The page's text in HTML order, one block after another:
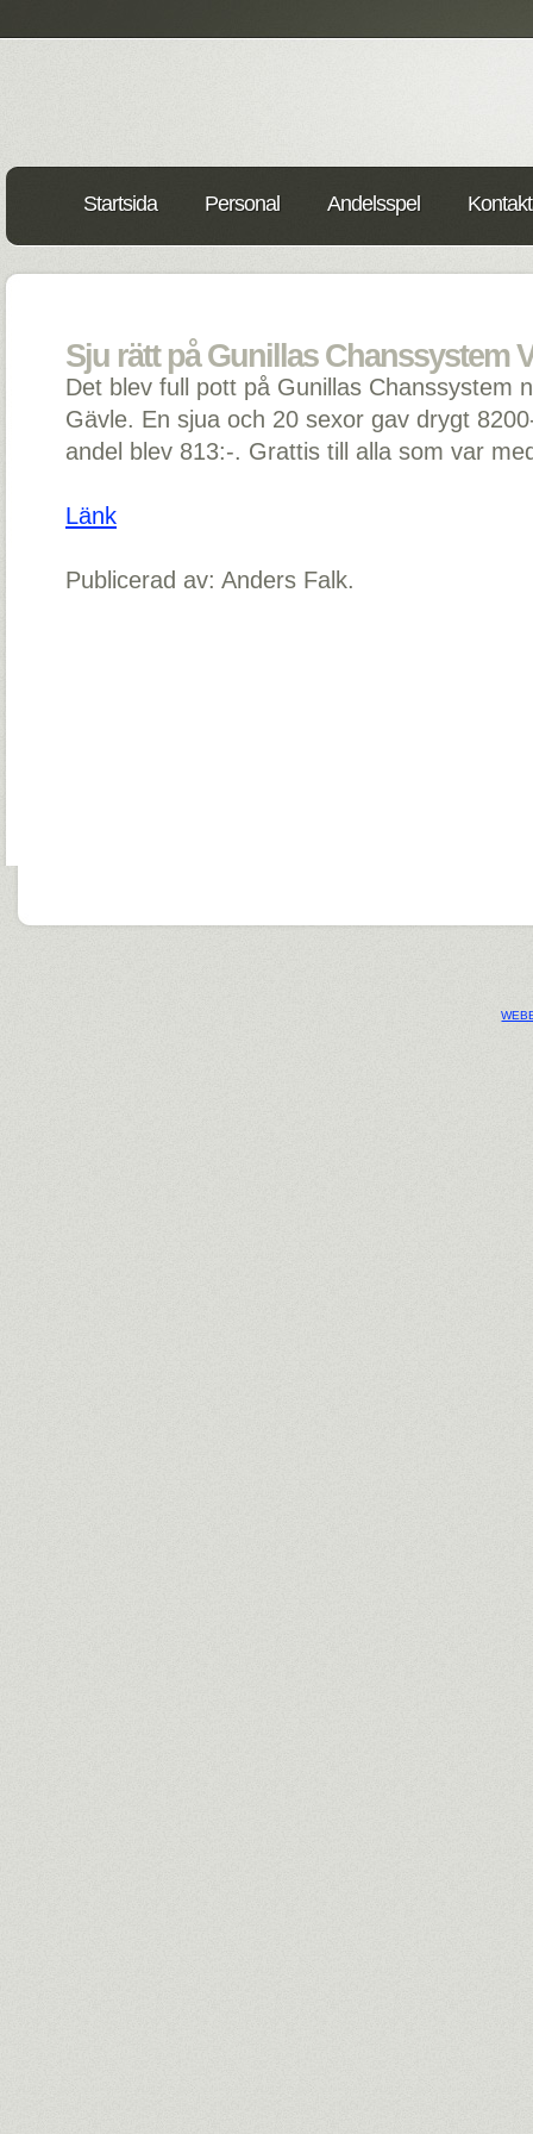
Startsida Personal Andelsspel
Sju rätt på Gunillas Chanssystem
Det blev full pott på Gunillas Chanssystem
Gävle. En sjua och 20 sexor gav drygt
andel blev 813:-. Grattis till alla som var
Länk
Publicerad av: Anders Falk.